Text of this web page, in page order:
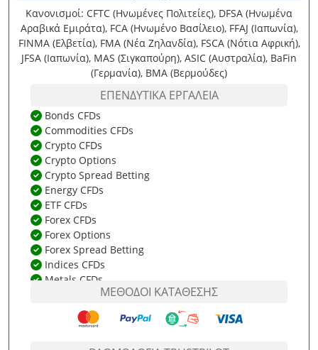
Κανονισμοί: CFTC (Ηνωμένες Πολιτείες), DFSA (Ηνωμένα
Αραβικά Εμιράτα), FCA (Ηνωμένο Βασίλειο), FFAJ (Ιαπωνία),
FINMA (Ελβετία), FMA (Νέα Ζηλανδία), FSCA (Νότια Αφρική),
JFSA (Ιαπωνία), MAS (Σιγκαπούρη), ASIC (Αυστραλία), BaFin
(Γερμανία), BMA (Βερμούδες)
ΕΠΕΝΔΥΤΙΚΆ ΕΡΓΑΛΕΊΑ
Bonds CFDs
Commodities CFDs
Crypto CFDs
Crypto Options
Crypto Spread Betting
Energy CFDs
ETF CFDs
Forex CFDs
Forex Options
Forex Spread Betting
Indices CFDs
Metals CFDs
Stock CFDs
US Stock CFDs
ΜΈΘΟΔΟΙ ΚΑΤΆΘΕΣΗΣ